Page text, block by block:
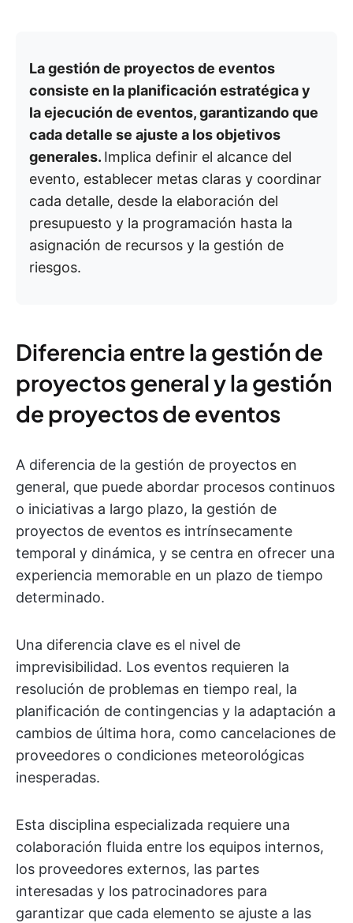
La gestión de proyectos de eventos
consiste en la planificación estratégica y
la ejecución de eventos, garantizando que
cada detalle se ajuste a los objetivos
generales. Implica definir el alcance del
evento, establecer metas claras y coordinar
cada detalle, desde la elaboración del
presupuesto y la programación hasta la
asignación de recursos y la gestión de
riesgos.
Diferencia entre la gestión de
proyectos general y la gestión
de proyectos de eventos
A diferencia de la gestión de proyectos en
general, que puede abordar procesos continuos
o iniciativas a largo plazo, la gestión de
proyectos de eventos es intrínsecamente
temporal y dinámica, y se centra en ofrecer una
experiencia memorable en un plazo de tiempo
determinado.
Una diferencia clave es el nivel de
imprevisibilidad. Los eventos requieren la
resolución de problemas en tiempo real, la
planificación de contingencias y la adaptación a
cambios de última hora, como cancelaciones de
proveedores o condiciones meteorológicas
inesperadas.
Esta disciplina especializada requiere una
colaboración fluida entre los equipos internos,
los proveedores externos, las partes
interesadas y los patrocinadores para
garantizar que cada elemento se ajuste a las